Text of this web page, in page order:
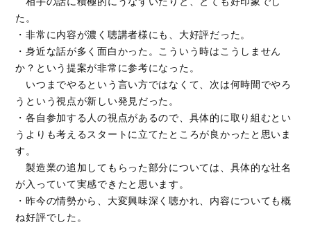
た。
・非常に内容が濃く聴講者様にも、大好評だった。
・身近な話が多く面白かった。こういう時はこうしません
か？という提案が非常に参考になった。
いつまでやるという言い方ではなくて、次は何時間でやろ
うという視点が新しい発見だった。
・各自参加する人の視点があるので、具体的に取り組むとい
うよりも考えるスタートに立てたところが良かったと思いま
す。
製造業の追加してもらった部分については、具体的な社名
が入っていて実感できたと思います。
・昨今の情勢から、大変興味深く聴かれ、内容についても概
ね好評でした。